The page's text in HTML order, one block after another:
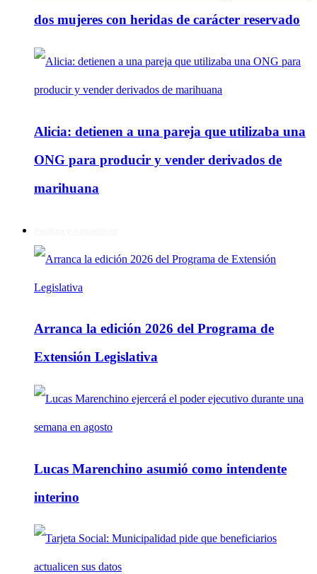
dos mujeres con heridas de carácter reservado
Alicia: detienen a una pareja que utilizaba una
ONG para producir y vender derivados de
marihuana
Arranca la edición 2026 del Programa de
Extensión Legislativa
Lucas Marenchino asumió como intendente
interino